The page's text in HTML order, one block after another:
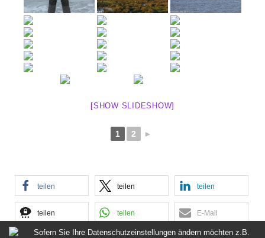
[SHOW SLIDESHOW]
1 2 ►
teilen teilen teilen
teilen teilen E-Mail
Sofern Sie Ihre Datenschutzeinstellungen ändern möchten z.B.